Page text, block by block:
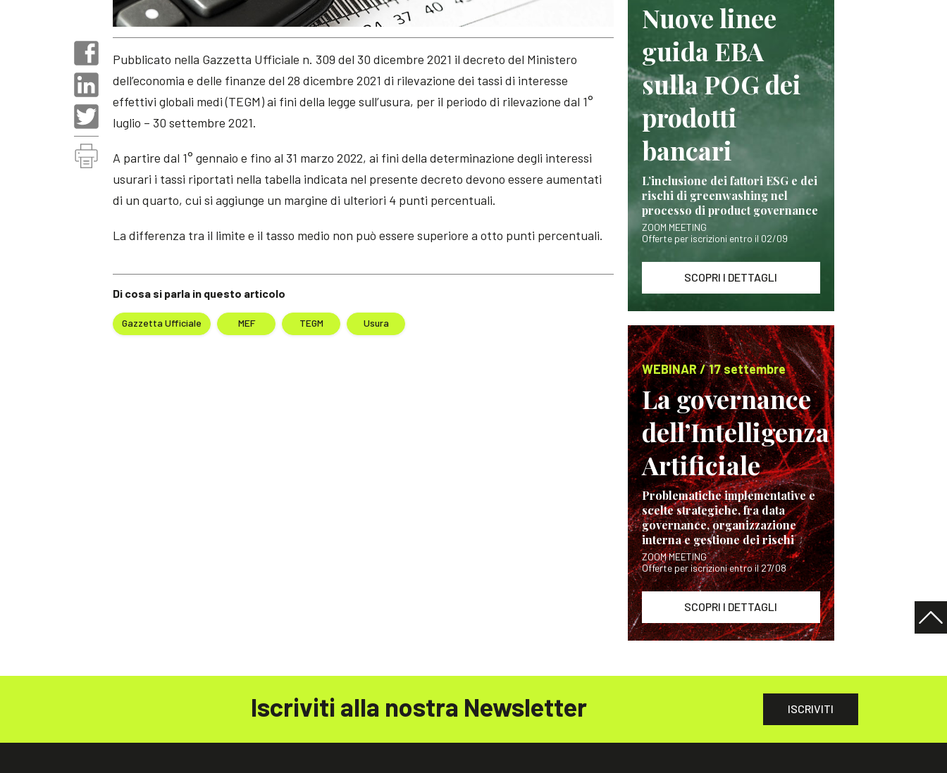
Di cosa si parla in questo articolo
Gazzetta Ufficiale MEF TEGM Usura
Pubblicato nella Gazzetta Ufficiale n. 309 del 30 dicembre 2021 il decreto del Ministero
dell’economia e delle finanze del 28 dicembre 2021 di rilevazione dei tassi di interesse
effettivi globali medi (TEGM) ai fini della legge sull’usura, per il periodo di rilevazione dal 1°
luglio – 30 settembre 2021.
A partire dal 1° gennaio e fino al 31 marzo 2022, ai fini della determinazione degli interessi
usurari i tassi riportati nella tabella indicata nel presente decreto devono essere aumentati
di un quarto, cui si aggiunge un margine di ulteriori 4 punti percentuali.
La differenza tra il limite e il tasso medio non può essere superiore a otto punti percentuali.
Nuove linee
guida EBA
sulla POG dei
prodotti
bancari
L’inclusione dei fattori ESG e dei
rischi di greenwashing nel
processo di product governance
ZOOM MEETING
Offerte per iscrizioni entro il 02/09
SCOPRI I DETTAGLI
WEBINAR / 17 settembre
La governance
dell’Intelligenza
Artificiale
Problematiche implementative e
scelte strategiche, fra data
governance, organizzazione
interna e gestione dei rischi
ZOOM MEETING
Offerte per iscrizioni entro il 27/08
SCOPRI I DETTAGLI
Iscriviti alla nostra Newsletter ISCRIVITI